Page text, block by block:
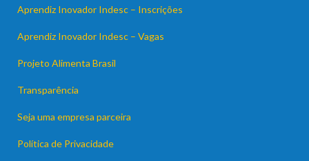
Aprendiz Inovador Indesc – Inscrições
Aprendiz Inovador Indesc – Vagas
Projeto Alimenta Brasil
Transparência
Seja uma empresa parceira
Política de Privacidade